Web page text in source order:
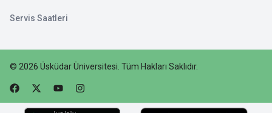
Servis Saatleri
© 2026 Üsküdar Üniversitesi. Tüm Hakları Saklıdır.